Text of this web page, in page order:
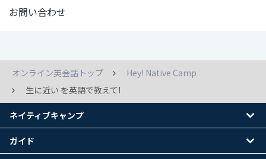
お問い合わせ
オンライン英会話トップ
Hey! Native Camp
生に近い を英語で教えて!
ネイティブキャンプ
ガイド